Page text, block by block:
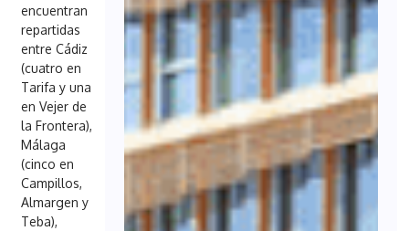
encuentran
repartidas
entre Cádiz
(cuatro en
Tarifa y una
en Vejer de
la Frontera),
Málaga
(cinco en
Campillos,
Almargen y
Teba),